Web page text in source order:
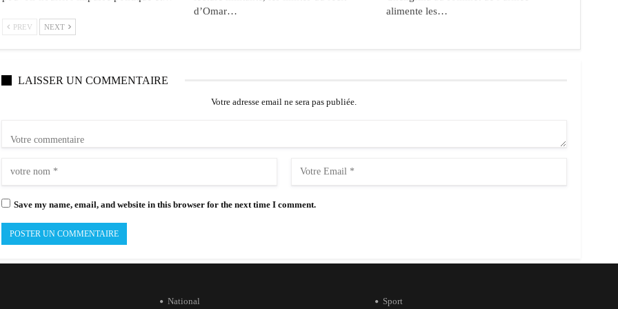
d’Omar…
alimente les…
PREV NEXT
LAISSER UN COMMENTAIRE
Votre adresse email ne sera pas publiée.
Save my name, email, and website in this browser for the next time I comment.
National Sport